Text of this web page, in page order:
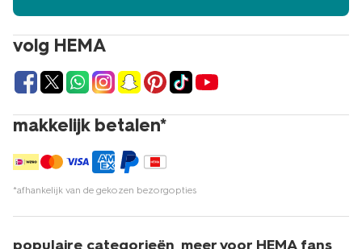
volg HEMA
makkelijk betalen*
*afhankelijk van de gekozen bezorgopties
populaire categorieën meer voor HEMA fans